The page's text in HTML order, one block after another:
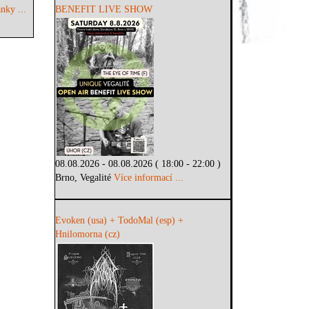
...
BENEFIT LIVE SHOW
08.08.2026 - 08.08.2026 ( 18:00 - 22:00 )
Brno, VegalitéVíce informací ...
Evoken (usa) + TodoMal (esp) +
Hnilomorna (cz)